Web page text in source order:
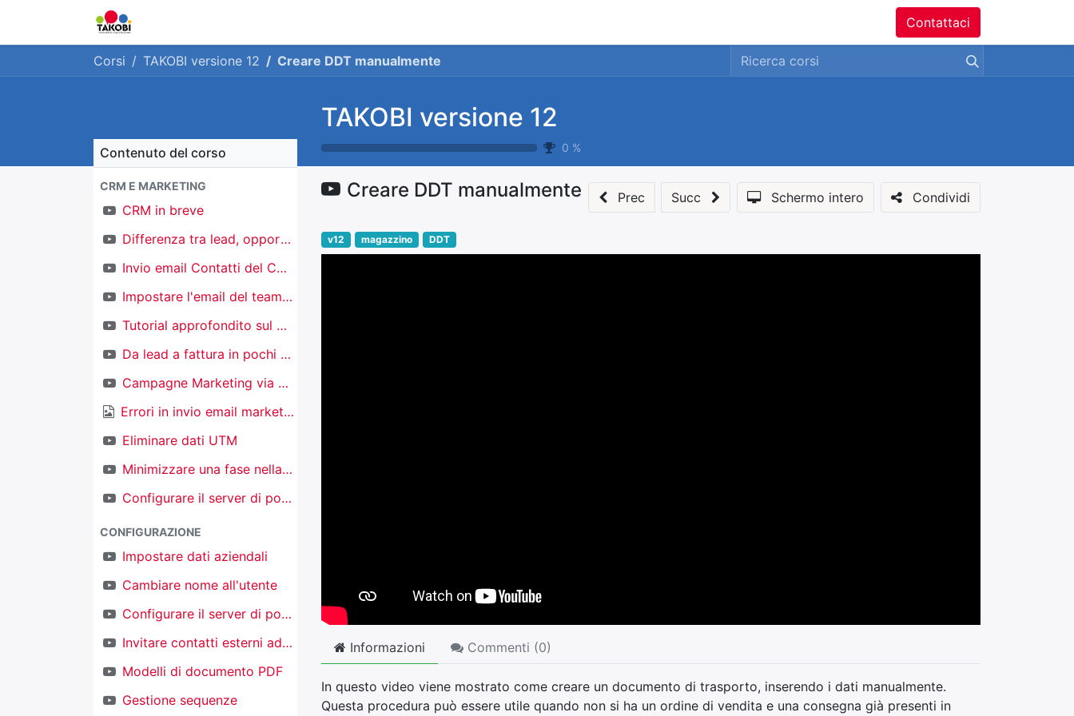
Contattaci
Corsi TAKOBI versione 12 Creare DDT manualmente
TAKOBI versione 12
0 %
Contenuto del corso
CRM E MARKETING
CRM in breve
Differenza tra lead, opportunità e contatti
Invio email Contatti del CRM
Impostare l'email del team di vendita
Tutorial approfondito sul CRM
Da lead a fattura in pochi click
Campagne Marketing via email
Errori in invio email marketing
Eliminare dati UTM
Minimizzare una fase nella kanban nel CRM
Configurare il server di posta in ingresso per creare nuovi oggetti
CONFIGURAZIONE
Impostare dati aziendali
Cambiare nome all'utente
Configurare il server di posta in uscita
Invitare contatti esterni ad accedere al proprio TAKOBI
Modelli di documento PDF
Gestione sequenze
Creare DDT manualmente Prec Succ Schermo intero Condividi
v12 magazzino DDT
Informazioni Commenti (0)
In questo video viene mostrato come creare un documento di trasporto, inserendo i dati manualmente.
Questa procedura può essere utile quando non si ha un ordine di vendita e una consegna già presenti in